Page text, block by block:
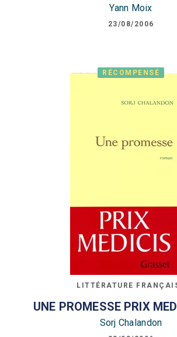
Yann Moix
23/08/2006
RÉCOMPENSÉ
LITTÉRATURE
UNE PROMESSE PRIX
Sorj Chalandon